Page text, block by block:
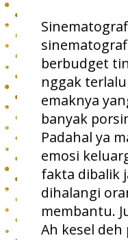
berbudget
nggak
emaknya
banyak
Padahal ya
emosi
fakta dibalik
dihalangi
membantu.
Ah kesel deh